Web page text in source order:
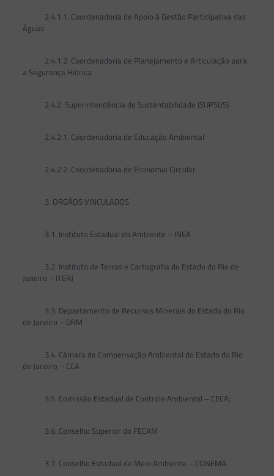
2.4.1.1. Coordenadoria de Apoio à Gestão Participativa das
Águas
2.4.1.2. Coordenadoria de Planejamento e Articulação para
a Segurança Hídrica
2.4.2. Superintendência de Sustentabilidade (SUPSUS)
2.4.2.1. Coordenadoria de Educação Ambiental
2.4.2.2. Coordenadoria de Economia Circular
3. ORGÃOS VINCULADOS
3.1. Instituto Estadual do Ambiente – INEA
3.2. Instituto de Terras e Cartografia do Estado do Rio de
Janeiro – ITERJ
3.3. Departamento de Recursos Minerais do Estado do Rio
de Janeiro – DRM
3.4. Câmara de Compensação Ambiental do Estado do Rio
de Janeiro – CCA
3.5. Comissão Estadual de Controle Ambiental – CECA;
3.6. Conselho Superior do FECAM
3.7. Conselho Estadual de Meio Ambiente – CONEMA